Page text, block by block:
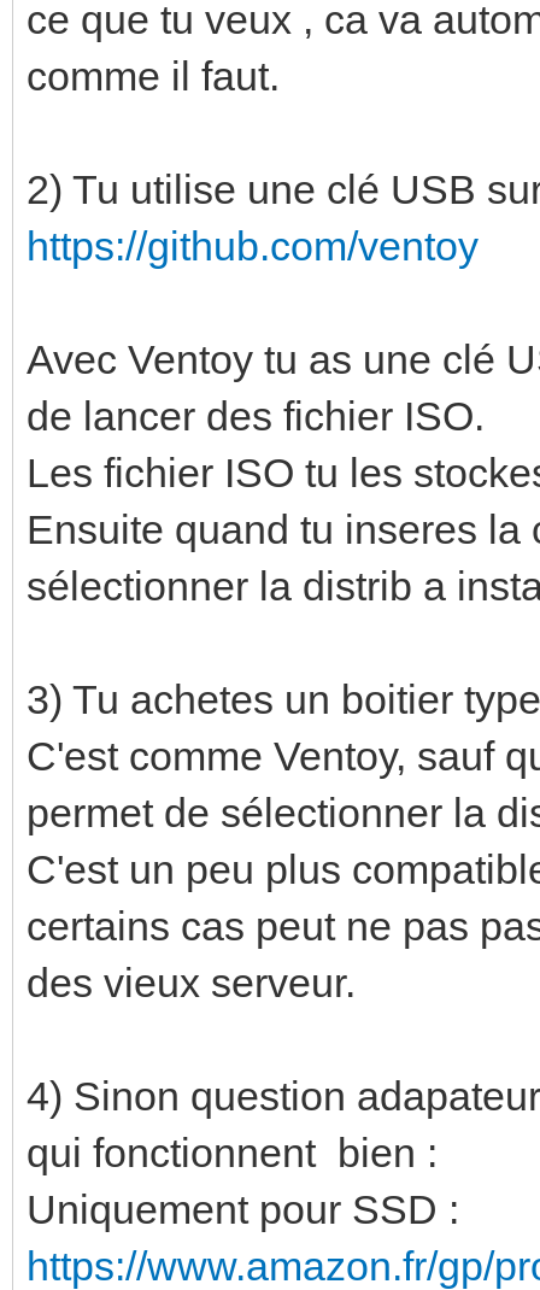
ce que tu veux , ca va
comme il faut.
2) Tu utilise une clé USB
https://github.com/ventoy
Avec Ventoy tu as une clé
de lancer des fichier ISO.
Les fichier ISO tu les
Ensuite quand tu inseres
sélectionner la distrib a
3) Tu achetes un boitier
C'est comme Ventoy, sauf
permet de sélectionner la
C'est un peu plus
certains cas peut ne pas
des vieux serveur.
4) Sinon question
qui fonctionnent bien :
Uniquement pour SSD :
https://www.amazon.fr/gp/